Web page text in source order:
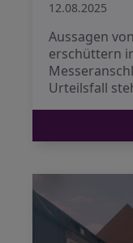
12.08.2025
Aussagen
erschüttern
Urteilsfall